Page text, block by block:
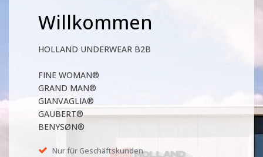
Willkommen
HOLLAND UNDERWEAR B2B
FINE WOMAN®
GRAND MAN®
GIANVAGLIA®
GAUBERT®
BENYSØN®
Nur für Geschäftskunden